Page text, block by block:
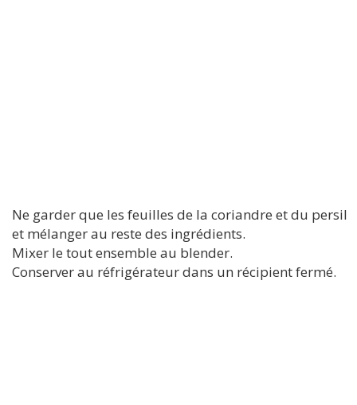
Ne garder que les feuilles de la coriandre et du persil
et mélanger au reste des ingrédients.
Mixer le tout ensemble au blender.
Conserver au réfrigérateur dans un récipient fermé.